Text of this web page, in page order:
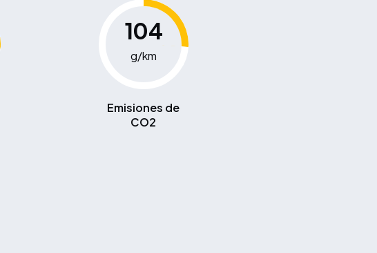
104
g/km
Emisiones de
CO2